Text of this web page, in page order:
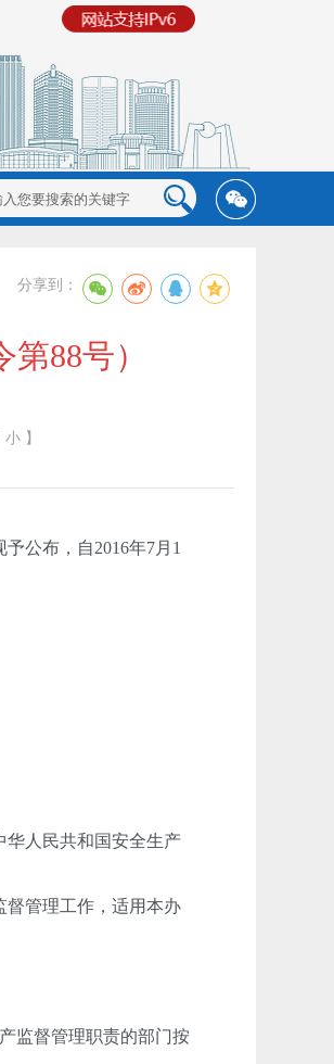
分享到：
88号）
小 】
予公布，自2016年7月 1
华人民共和国安全生产
督管理工作，适用本办
监督管理职责的部门按